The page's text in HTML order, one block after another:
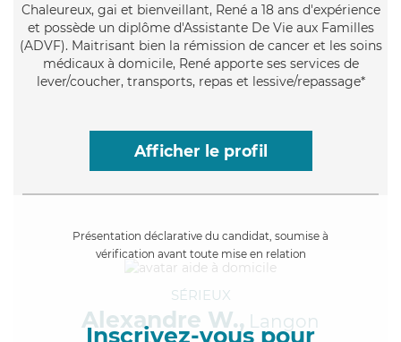
Chaleureux, gai et bienveillant, René a 18 ans d'expérience
et possède un diplôme d'Assistante De Vie aux Familles
(ADVF). Maitrisant bien la rémission de cancer et les soins
médicaux à domicile, René apporte ses services de
lever/coucher, transports, repas et lessive/repassage*
Afficher le profil
Présentation déclarative du candidat, soumise à
vérification avant toute mise en relation
Inscrivez-vous pour
SÉRIEUX
Alexandre W., Langon